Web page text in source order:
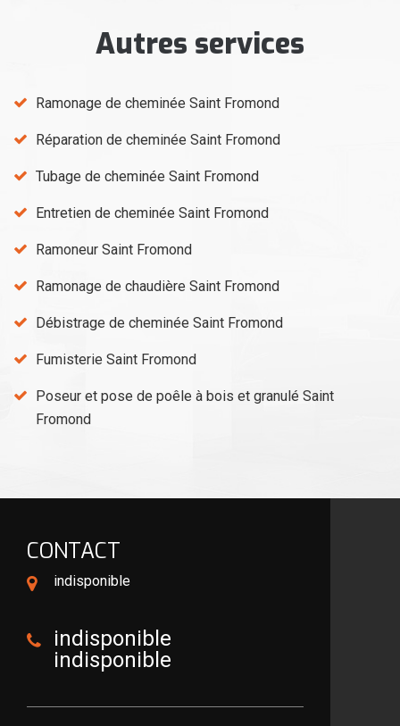
Autres services
Ramonage de cheminée Saint Fromond
Réparation de cheminée Saint Fromond
Tubage de cheminée Saint Fromond
Entretien de cheminée Saint Fromond
Ramoneur Saint Fromond
Ramonage de chaudière Saint Fromond
Débistrage de cheminée Saint Fromond
Fumisterie Saint Fromond
Poseur et pose de poêle à bois et granulé Saint
Fromond
CONTACT
indisponible
indisponible
indisponible